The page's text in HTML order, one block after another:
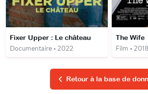
Fixer Upper : Le château
Documentaire • 2022
The Wife
Film • 2018
Retour à la base de